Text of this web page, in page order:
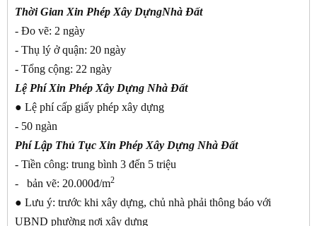
Thời Gian Xin Phép Xây DựngNhà Đất
- Đo vẽ: 2 ngày
- Thụ lý ở quận: 20 ngày
- Tổng cộng: 22 ngày
Lệ Phí Xin Phép Xây Dựng Nhà Đất
● Lệ phí cấp giấy phép xây dựng
- 50 ngàn
Phí Lập Thủ Tục Xin Phép Xây Dựng Nhà Đất
- Tiền công: trung bình 3 đến 5 triệu
- bản vẽ: 20.000đ/m2
● Lưu ý: trước khi xây dựng, chủ nhà phải thông báo với
UBND phường nơi xây dựng